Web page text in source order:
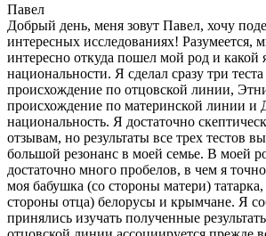
Павел
Добрый день, меня зовут Павел, хочу
интересных исследованиях! Разумеется,
интересно откуда пошел мой род и какой
национальности. Я сделал сразу три
происхождение по отцовской линии,
происхождение по материнской линии и
национальность. Я достаточно
отзывам, но результаты все трех тестов
большой резонанс в моей семье. В моей
достаточно много пробелов, в чем я
моя бабушка (со стороны матери)
стороны отца) белорусы и крымчане. Я
принялись изучать полученные